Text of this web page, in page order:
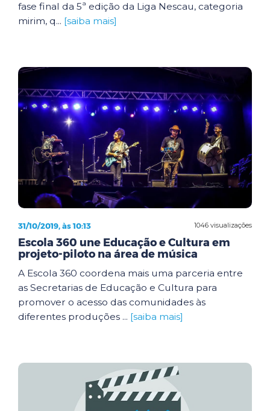
fase final da 5ª edição da Liga Nescau, categoria
mirim, q... [saiba mais]
1046 visualizações
31/10/2019, às 10:13
Escola 360 une Educação e Cultura em
projeto-piloto na área de música
A Escola 360 coordena mais uma parceria entre
as Secretarias de Educação e Cultura para
promover o acesso das comunidades às
diferentes produções ... [saiba mais]